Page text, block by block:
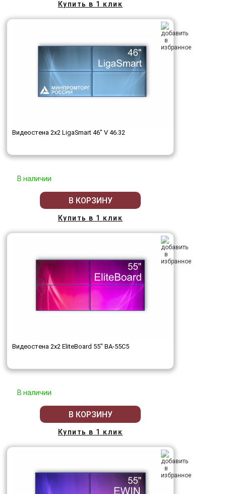
Купить в 1 клик
Видеостена 2x2 LigaSmart 46" V 46.32
В наличии
В КОРЗИНУ
Купить в 1 клик
Видеостена 2x2 EliteBoard 55" BA-55C5
В наличии
В КОРЗИНУ
Купить в 1 клик